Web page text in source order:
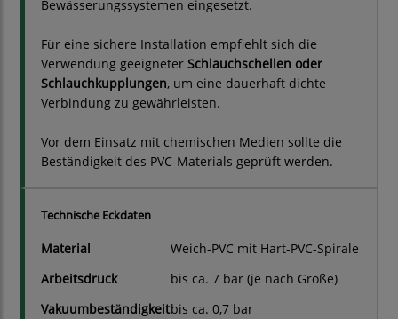
Bewässerungssystemen eingesetzt.
Für eine sichere Installation empfiehlt sich die
Verwendung geeigneter Schlauchschellen oder
Schlauchkupplungen, um eine dauerhaft dichte
Verbindung zu gewährleisten.
Vor dem Einsatz mit chemischen Medien sollte die
Beständigkeit des PVC-Materials geprüft werden.
Technische Eckdaten
Material
Weich-PVC mit Hart-PVC-Spirale
Arbeitsdruck
bis ca. 7 bar (je nach Größe)
Vakuumbeständigkeitbis ca. 0,7 bar